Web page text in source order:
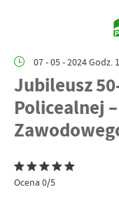
07 - 05 - 2024 Godz.
Jubileusz
Policealnej
Ocena 0/5